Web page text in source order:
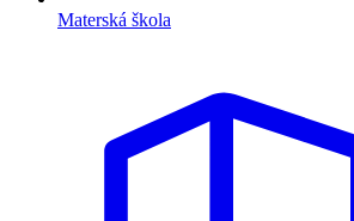
Materská škola